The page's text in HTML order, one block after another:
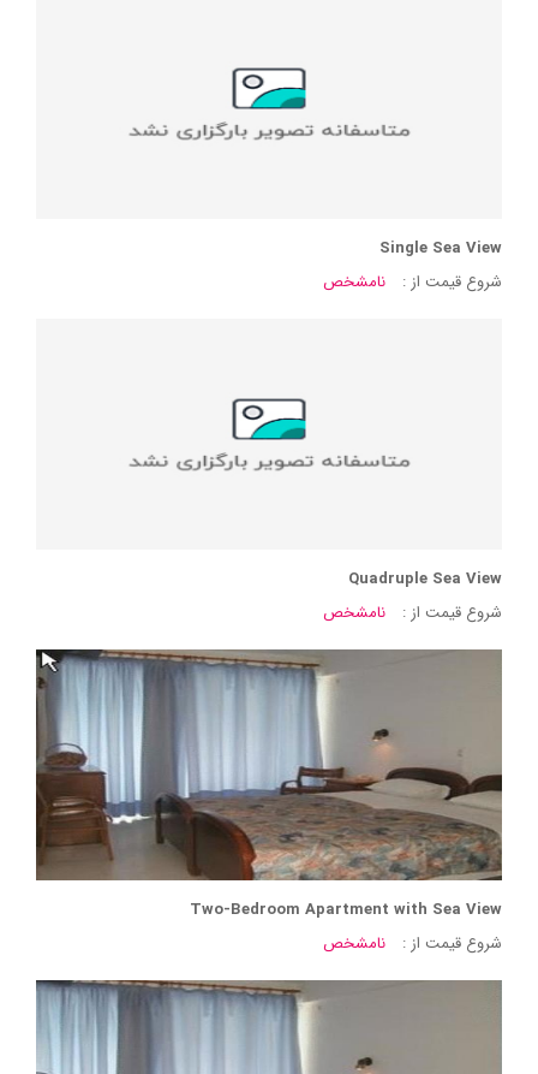
Single Sea View
شروع قیمت از :
نامشخص
Quadruple Sea View
شروع قیمت از :
نامشخص
Two-Bedroom Apartment with Sea View
شروع قیمت از :
نامشخص